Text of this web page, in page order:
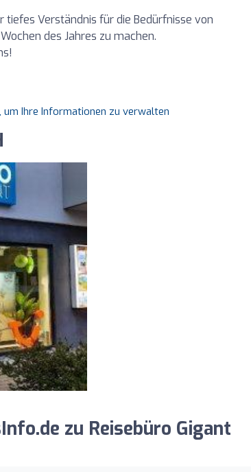
Verständnis für die Bedürfnisse von
des Jahres zu machen.
Ihre Informationen zu verwalten
zu Reisebüro Gigant